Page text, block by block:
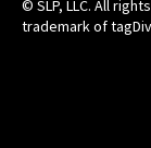
© SLP, LLC. All
trademark of